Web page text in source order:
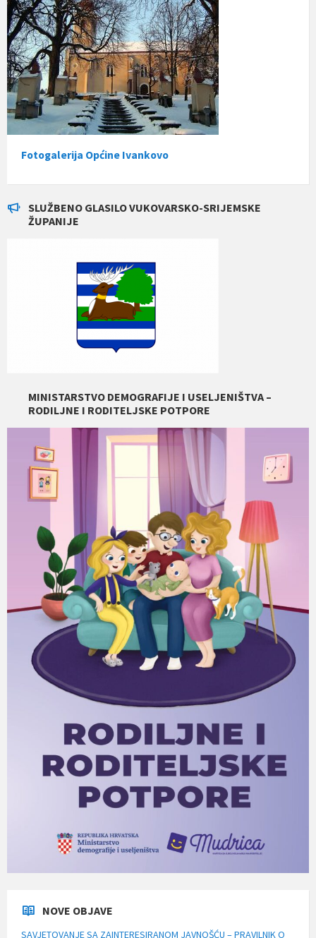
Fotogalerija Općine Ivankovo
SLUŽBENO GLASILO VUKOVARSKO-SRIJEMSKE
ŽUPANIJE
MINISTARSTVO DEMOGRAFIJE I USELJENIŠTVA –
RODILJNE I RODITELJSKE POTPORE
NOVE OBJAVE
SAVJETOVANJE SA ZAINTERESIRANOM JAVNOŠĆU – PRAVILNIK O